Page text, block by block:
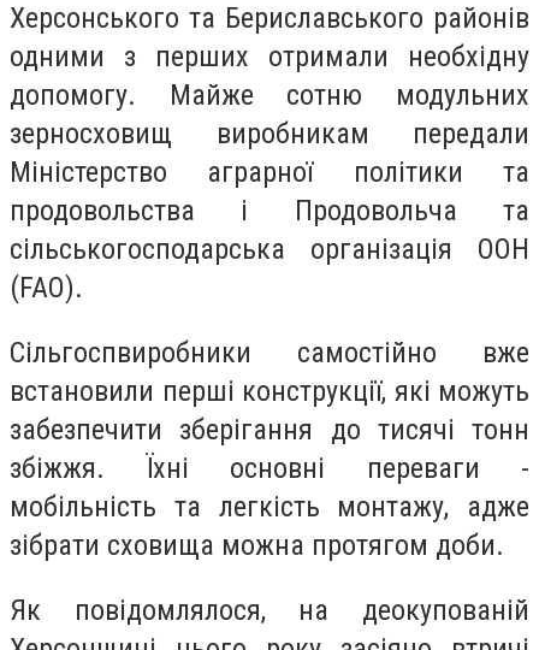
Херсонського та Бериславського районів
одними з перших отримали необхідну
допомогу. Майже сотню модульних
зерносховищ виробникам передали
Міністерство аграрної політики та
продовольства і Продовольча та
сільськогосподарська організація ООН
(FAO).
Сільгоспвиробники самостійно вже
встановили перші конструкції, які можуть
забезпечити зберігання до тисячі тонн
збіжжя. Їхні основні переваги -
мобільність та легкість монтажу, адже
зібрати сховища можна протягом доби.
Як повідомлялося, на деокупованій